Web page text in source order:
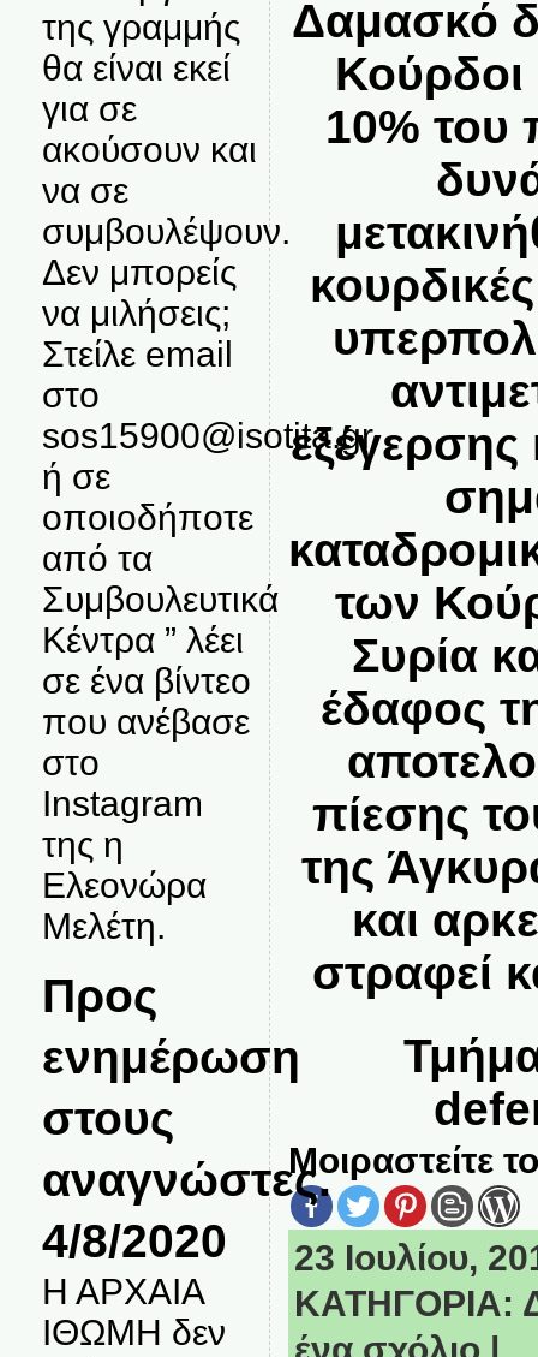
της γραμμής
θα είναι εκεί
για σε
ακούσουν και
να σε
συμβουλέψουν.
Δεν μπορείς
να μιλήσεις;
Στείλε email
στο
sos15900@isotita.gr
ή σε
οποιοδήποτε
από τα
Συμβουλευτικά
Κέντρα ” λέει
σε ένα βίντεο
που ανέβασε
στο
Instagram
της η
Ελεονώρα
Μελέτη.
Προς
ενημέρωση
στους
αναγνώστες.
4/8/2020
Η ΑΡΧΑΙΑ
ΙΘΩΜΗ δεν
Δαμασκό
Κούρδοι
10% του
εξέγερσης
των
Συρία
έδαφος
πίεσης
της
και
στραφεί
Μοιραστείτε
23 Ιουλίου,
ΚΑΤΗΓΟΡΙΑ: